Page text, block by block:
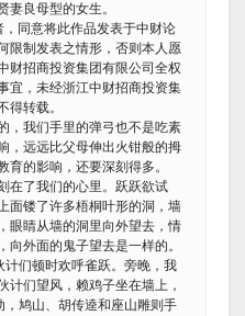
妻良母型的女生。
同意将此作品发表于中财论
限制发表之情形，否则本人愿
财招商投资集团有限公司全权
宜，未经浙江中财招商投资集
得转载。
我们手里的弹弓也不是吃素
，远远比父母伸出火钳般的拇
的影响，还要深刻得多。
在了我们的心里。跃跃欲试
面镂了许多梧桐叶形的洞，墙
眼睛从墙的洞里向外望去，情
外面的鬼子望去是一样的。
计们顿时欢呼雀跃。旁晚，我
计们望风，赖鸡子坐在墙上，
，鸠山、胡传逵和座山雕则手